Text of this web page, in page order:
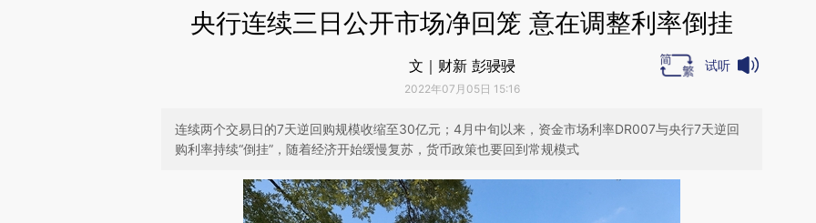
央行连续三日公开市场净回笼 意在调整利率倒挂
文｜财新 彭骎骎
2022年07月05日 15:16
试听
连续两个交易日的7天逆回购规模收缩至30亿元；4月中旬以来，资金市场利率DR007与央行7天逆回
购利率持续“倒挂”，随着经济开始缓慢复苏，货币政策也要回到常规模式